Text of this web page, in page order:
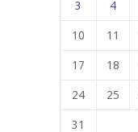
3 4
10 11
17 18
24 25
31